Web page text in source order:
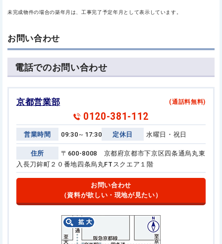
未完成物件の場合の築年月は、工事完了予定年月として表示しています。
お問い合わせ
電話でのお問い合わせ
京都営業部
0120-381-112
(通話料無料)
営業時間 09:30～17:30 定休日 水曜日・祝日
住所
〒600-8008 京都府京都市下京区四条通烏丸東
入長刀鉾町２０番地四条烏丸FTスクエア１階
お問い合わせ
（資料が欲しい・現地が見たい）